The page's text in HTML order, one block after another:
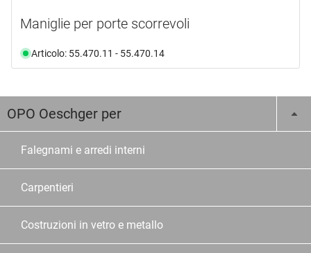
Maniglie per porte scorrevoli
Articolo: 55.470.11 - 55.470.14
OPO Oeschger per
Falegnami e arredi interni
Carpentieri
Costruzioni in vetro e metallo